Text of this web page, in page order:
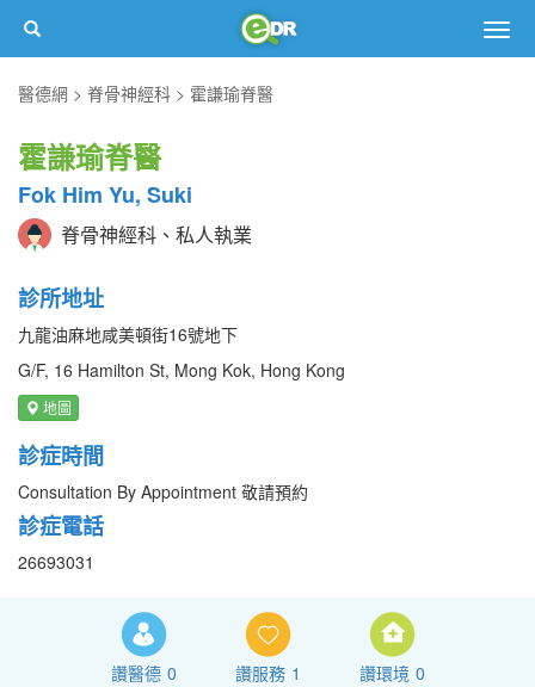
醫德網
脊骨神經科 霍謙瑜脊醫
霍謙瑜脊醫
Fok Him Yu, Suki
脊骨神經科、私人執業
診所地址
九龍油麻地咸美頓街16號地下
G/F, 16 Hamilton St, Mong Kok, Hong Kong
地圖
診症時間
Consultation By Appointment 敬請預約
診症電話
26693031
讚醫德 0 讚服務 1 讚環境 0